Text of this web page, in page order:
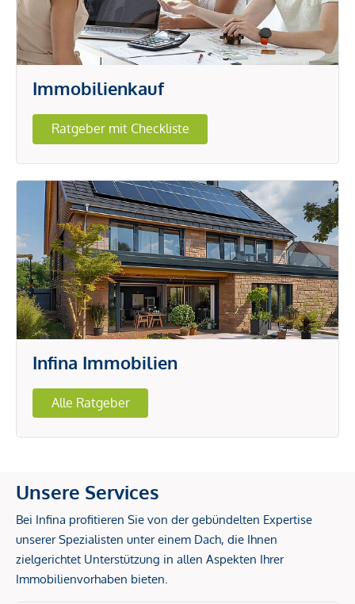
Immobilienkauf
Ratgeber mit Checkliste
Infina Immobilien
Alle Ratgeber
Unsere Services
Bei Infina profitieren Sie von der gebündelten Expertise
unserer Spezialisten unter einem Dach, die Ihnen
zielgerichtet Unterstützung in allen Aspekten Ihrer
Immobilienvorhaben bieten.